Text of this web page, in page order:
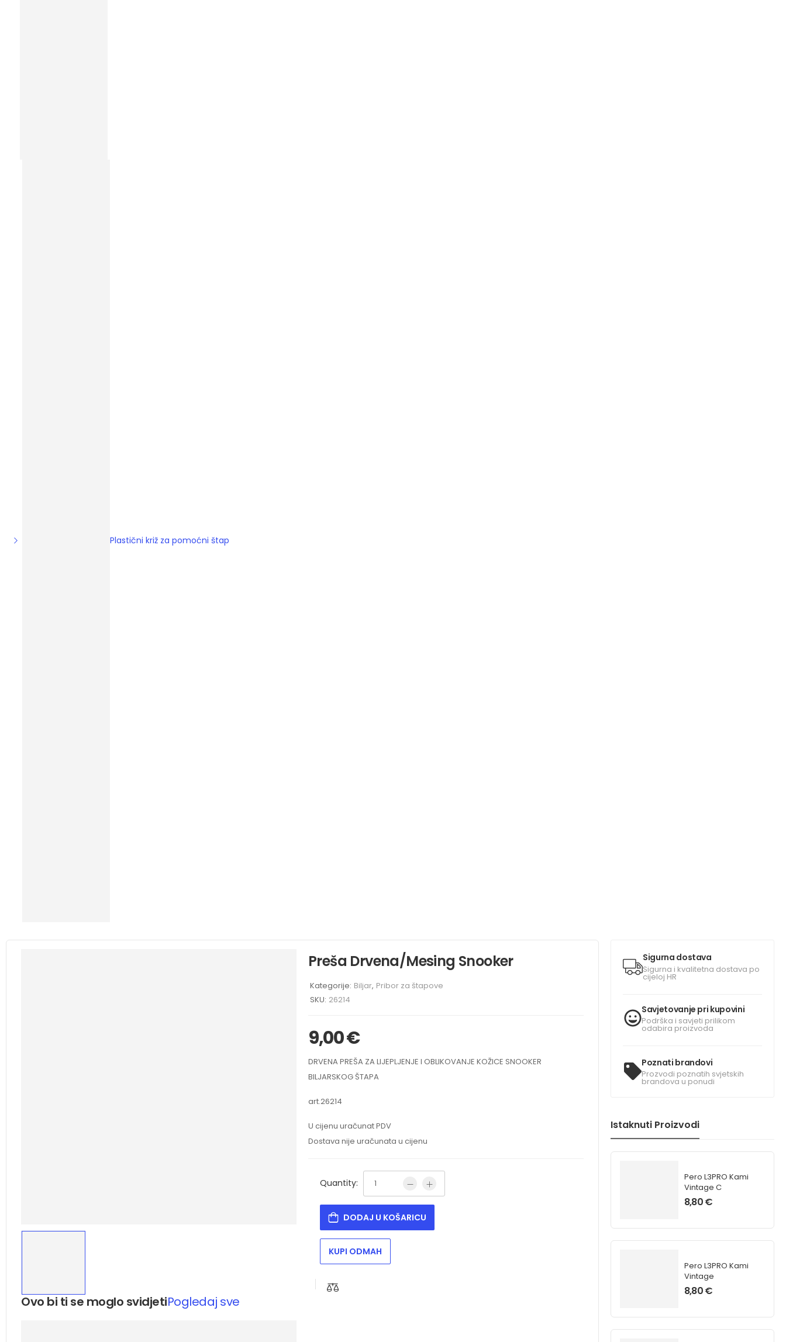
Plastični križ za pomoćni štap
Sigurna dostava
Sigurna i kvalitetna dostava po
cijeloj HR
Savjetovanje pri kupovini
Podrška i savjeti prilikom
odabira proizvoda
Poznati brandovi
Prozvodi poznatih svjetskih
brandova u ponudi
Istaknuti Proizvodi
Pero L3PRO Kami
Vintage C
8,80€
Pero L3PRO Kami
Vintage
8,80€
Ovo bi ti se moglo svidjetiPogledaj sve
Preša Drvena/Mesing Snooker
Kategorije: Biljar, Pribor za štapove
SKU: 26214
9,00€
DRVENA PREŠA ZA LIJEPLJENJE I OBLIKOVANJE KOŽICE SNOOKER
BILJARSKOG ŠTAPA
art.26214
U cijenu uračunat PDV
Dostava nije uračunata u cijenu
Quantity:
DODAJ U KOŠARICU
KUPI ODMAH